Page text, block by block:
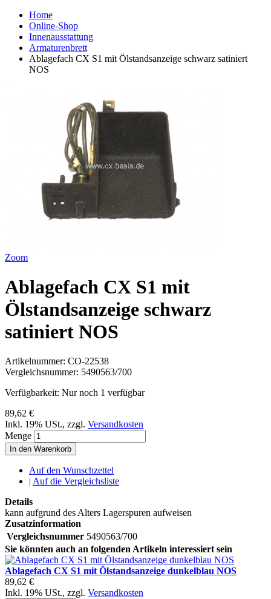
Home
Online-Shop
Innenausstattung
Armaturenbrett
Ablagefach CX S1 mit Ölstandsanzeige schwarz satiniert
NOS
Zoom
Ablagefach CX S1 mit
Ölstandsanzeige schwarz
satiniert NOS
Artikelnummer: CO-22538
Vergleichsnummer: 5490563/700
Verfügbarkeit: Nur noch 1 verfügbar
89,62 €
Inkl. 19% USt., zzgl. Versandkosten
Menge
In den Warenkorb
Auf den Wunschzettel
| Auf die Vergleichsliste
Details
kann aufgrund des Alters Lagerspuren aufweisen
Zusatzinformation
Vergleichsnummer 5490563/700
Sie könnten auch an folgenden Artikeln interessiert sein
Ablagefach CX S1 mit Ölstandsanzeige dunkelblau NOS
89,62 €
Inkl. 19% USt., zzgl. Versandkosten